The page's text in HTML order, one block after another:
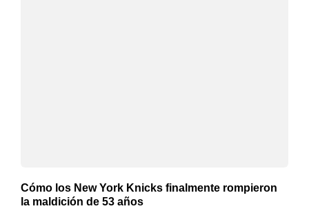
Cómo los New York Knicks finalmente rompieron
la maldición de 53 años